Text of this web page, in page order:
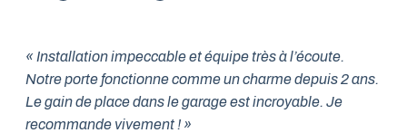
« Installation impeccable et équipe très à l’écoute.
Notre porte fonctionne comme un charme depuis 2 ans.
Le gain de place dans le garage est incroyable. Je
recommande vivement ! »